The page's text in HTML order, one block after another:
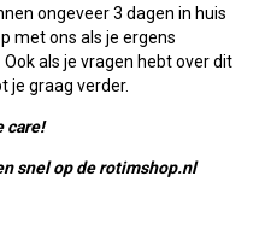
ongeveer 3 dagen in huis
met ons als je ergens
als je vragen hebt over dit
je graag verder.
care!
snel op de rotimshop.nl